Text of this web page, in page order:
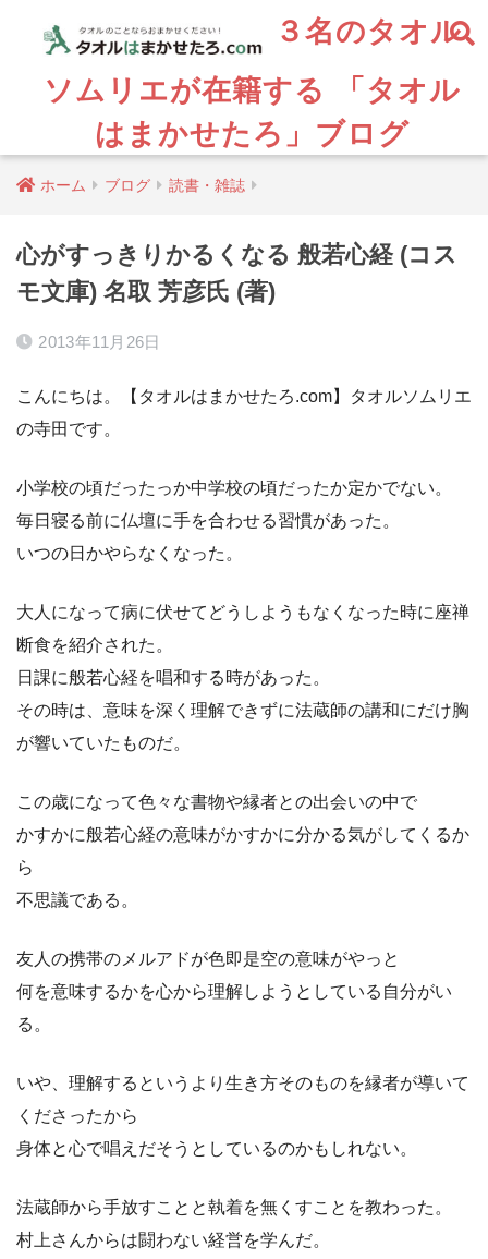
３名のタオル
ソムリエが在籍する 「タオル
はまかせたろ」ブログ
ホーム ブログ 読書・雑誌
心がすっきりかるくなる 般若心経 (コス
モ文庫) 名取 芳彦氏 (著)
2013年11月26日
こんにちは。【タオルはまかせたろ.com】タオルソムリエ
の寺田です。
小学校の頃だったっか中学校の頃だったか定かでない。
毎日寝る前に仏壇に手を合わせる習慣があった。
いつの日かやらなくなった。
大人になって病に伏せてどうしようもなくなった時に座禅
断食を紹介された。
日課に般若心経を唱和する時があった。
その時は、意味を深く理解できずに法蔵師の講和にだけ胸
が響いていたものだ。
この歳になって色々な書物や縁者との出会いの中で
かすかに般若心経の意味がかすかに分かる気がしてくるか
ら
不思議である。
友人の携帯のメルアドが色即是空の意味がやっと
何を意味するかを心から理解しようとしている自分がい
る。
いや、理解するというより生き方そのものを縁者が導いて
くださったから
身体と心で唱えだそうとしているのかもしれない。
法蔵師から手放すことと執着を無くすことを教わった。
村上さんからは闘わない経営を学んだ。